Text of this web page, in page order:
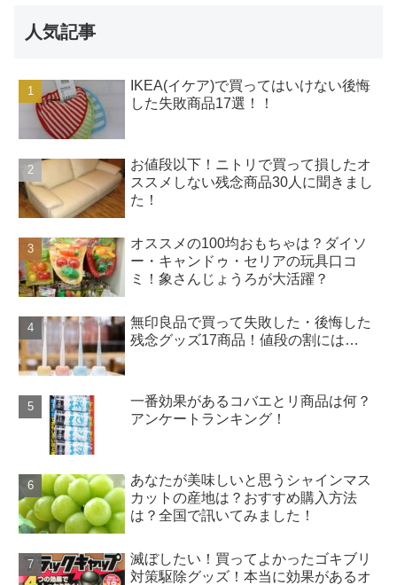
人気記事
IKEA(イケア)で買ってはいけない後悔
した失敗商品17選！！
お値段以下！ニトリで買って損したオ
ススメしない残念商品30人に聞きまし
た！
オススメの100均おもちゃは？ダイソ
ー・キャンドゥ・セリアの玩具口コ
ミ！象さんじょうろが大活躍？
無印良品で買って失敗した・後悔した
残念グッズ17商品！値段の割には…
一番効果があるコバエとリ商品は何？
アンケートランキング！
あなたが美味しいと思うシャインマス
カットの産地は？おすすめ購入方法
は？全国で訊いてみました！
滅ぼしたい！買ってよかったゴキブリ
対策駆除グッズ！本当に効果があるオ